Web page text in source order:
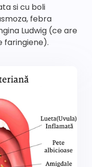
si cu boli
febra
Ludwig (ce are
faringiene).